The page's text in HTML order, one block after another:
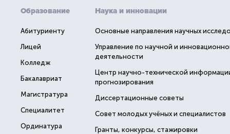
Образование
Абитуриенту
Лицей
Колледж
Бакалавриат
Магистратура
Специалитет
Ординатура
Наука и инновации
Основные направления научных
Управление по научной и
деятельности
Центр научно-технической
прогнозирования
Диссертационные советы
Совет молодых учёных и специалистов
Гранты, конкурсы, стажировки